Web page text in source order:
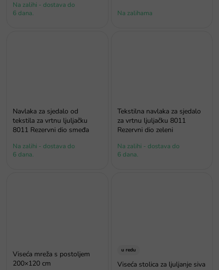
Na zalihi - dostava do
6 dana.
Na zalihama
Navlaka za sjedalo od
tekstila za vrtnu ljuljačku
8011 Rezervni dio smeđa
Na zalihi - dostava do
6 dana.
Tekstilna navlaka za sjedalo
za vrtnu ljuljačku 8011
Rezervni dio zeleni
Na zalihi - dostava do
6 dana.
Viseća mreža s postoljem
200×120 cm
u redu
Viseća stolica za ljuljanje siva